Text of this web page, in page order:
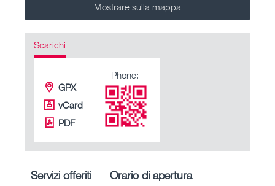
Mostrare sulla mappa
Scarichi
GPX
vCard
PDF
Phone:
Servizi offeriti Orario di apertura